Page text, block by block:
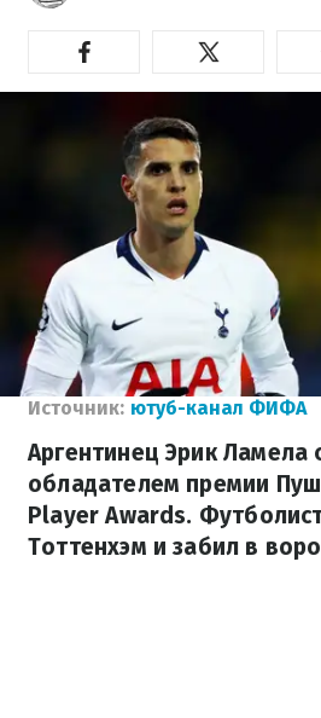
Источник: ютуб-канал ФИФА
Аргентинец Эрик Ламела
обладателем премии
Player Awards.
Тоттенхэм и забил в